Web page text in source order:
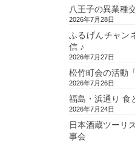
八王子の異業種
2026年7月28日
ふるげんチャン
信 ♪
2026年7月27日
松竹町会の活動
2026年7月26日
福島・浜通り 食
2026年7月24日
日本酒蔵ツーリ
事会